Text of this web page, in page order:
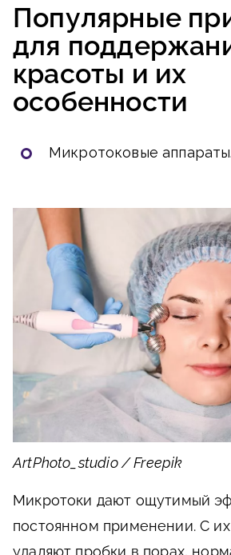
Популярные
для
красоты и их
особенности
Микротоковые аппараты.
ArtPhoto_studio / Freepik
Микротоки дают ощутимый
постоянном применении. С
удаляют пробки в порах,